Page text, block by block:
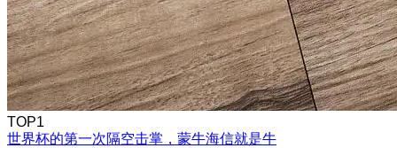
TOP1
世界杯的第一次隔空击掌，蒙牛海信就是牛